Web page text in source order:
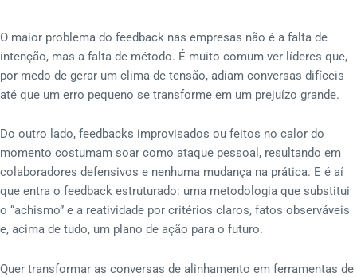
O maior problema do feedback nas empresas não é a falta de
intenção, mas a falta de método. É muito comum ver líderes que,
por medo de gerar um clima de tensão, adiam conversas difíceis
até que um erro pequeno se transforme em um prejuízo grande.
Do outro lado, feedbacks improvisados ou feitos no calor do
momento costumam soar como ataque pessoal, resultando em
colaboradores defensivos e nenhuma mudança na prática. E é aí
que entra o feedback estruturado: uma metodologia que substitui
o “achismo” e a reatividade por critérios claros, fatos observáveis
e, acima de tudo, um plano de ação para o futuro.
Quer transformar as conversas de alinhamento em ferramentas de